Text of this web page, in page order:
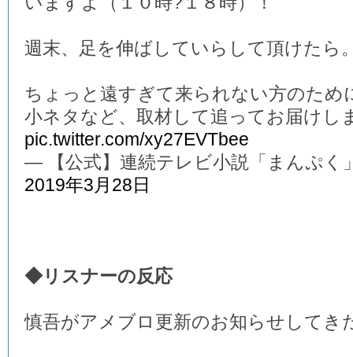
週末、足を伸ばしていらして頂けたら
ちょっと遠すぎて来られない方のため
小ネタなど、取材して追ってお届けし
pic.twitter.com/xy27EVTbee
— 【公式】連続テレビ小説「まんぷく
2019年3月28日
◆リスナーの反応
慎吾がアメブロ更新のお知らせしてき